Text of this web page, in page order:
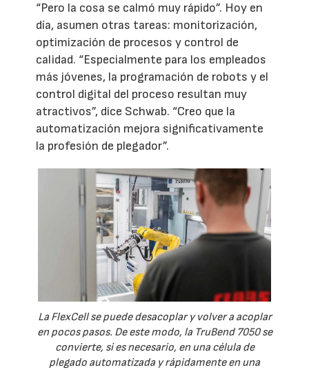
“Pero la cosa se calmó muy rápido”. Hoy en
día, asumen otras tareas: monitorización,
optimización de procesos y control de
calidad. “Especialmente para los empleados
más jóvenes, la programación de robots y el
control digital del proceso resultan muy
atractivos”, dice Schwab. “Creo que la
automatización mejora significativamente
la profesión de plegador”.
La FlexCell se puede desacoplar y volver a acoplar
en pocos pasos. De este modo, la TruBend 7050 se
convierte, si es necesario, en una célula de
plegado automatizada y rápidamente en una